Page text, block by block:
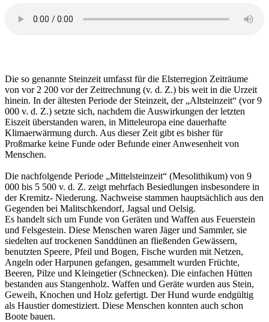
Die so genannte Steinzeit umfasst für die Elsterregion Zeiträume
von vor 2 200 vor der Zeitrechnung (v. d. Z.) bis weit in die Urzeit
hinein. In der ältesten Periode der Steinzeit, der „Altsteinzeit“ (vor 9
000 v. d. Z.) setzte sich, nachdem die Auswirkungen der letzten
Eiszeit überstanden waren, in Mitteleuropa eine dauerhafte
Klimaerwärmung durch. Aus dieser Zeit gibt es bisher für
Proßmarke keine Funde oder Befunde einer Anwesenheit von
Menschen.
Die nachfolgende Periode „Mittelsteinzeit“ (Mesolithikum) von 9
000 bis 5 500 v. d. Z. zeigt mehrfach Besiedlungen insbesondere in
der Kremitz- Niederung. Nachweise stammen hauptsächlich aus den
Gegenden bei Malitschkendorf, Jagsal und Oelsig.
Es handelt sich um Funde von Geräten und Waffen aus Feuerstein
und Felsgestein. Diese Menschen waren Jäger und Sammler, sie
siedelten auf trockenen Sanddünen an fließenden Gewässern,
benutzten Speere, Pfeil und Bogen, Fische wurden mit Netzen,
Angeln oder Harpunen gefangen, gesammelt wurden Früchte,
Beeren, Pilze und Kleingetier (Schnecken). Die einfachen Hütten
bestanden aus Stangenholz. Waffen und Geräte wurden aus Stein,
Geweih, Knochen und Holz gefertigt. Der Hund wurde endgültig
als Haustier domestiziert. Diese Menschen konnten auch schon
Boote bauen.